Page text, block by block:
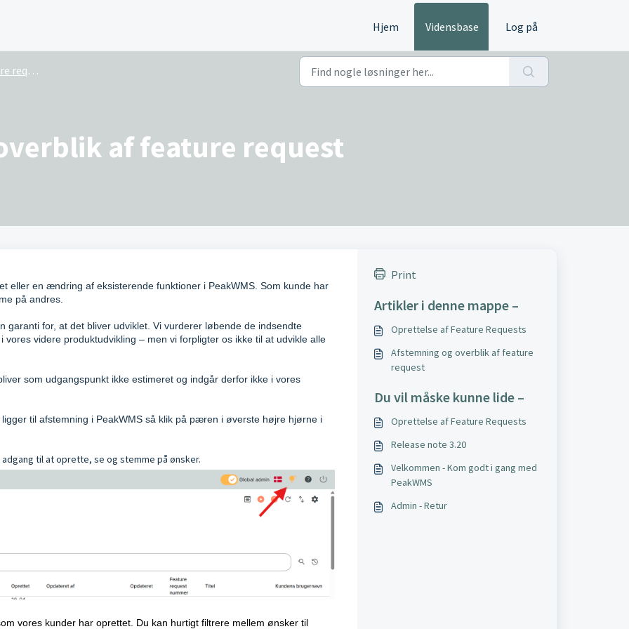
Hjem Vidensbase Log på
af feature request
eller en ændring af eksisterende funktioner i PeakWMS. Som kunde har
på andres.
garanti for, at det bliver udviklet. Vi vurderer løbende de indsendte
videre produktudvikling – men vi forpligter os ikke til at udvikle alle
som udgangspunkt ikke estimeret og indgår derfor ikke i vores
til afstemning i PeakWMS så klik på pæren i øverste højre hjørne i
til at oprette, se og stemme på ønsker.
vores kunder har oprettet. Du kan hurtigt filtrere mellem ønsker til
Print
Artikler i denne mappe –
Oprettelse af Feature Requests
Afstemning og overblik af feature
request
Du vil måske kunne lide –
Oprettelse af Feature Requests
Release note 3.20
Velkommen - Kom godt i gang med
PeakWMS
Admin - Retur